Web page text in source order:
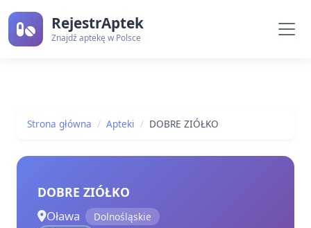
RejestrAptek
Znajdź aptekę w Polsce
Strona główna Apteki DOBRE ZIÓŁKO
DOBRE ZIÓŁKO
Oława Dolnośląskie